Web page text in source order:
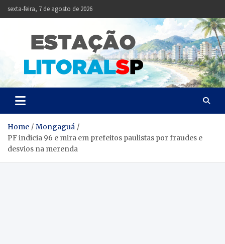
to
sexta-feira, 7 de agosto de 2026
Estação
Litoral
Notícias da Baixada
Santista
Home
Mongaguá
PF indicia 96 e mira em prefeitos paulistas por fraudes e
desvios na merenda